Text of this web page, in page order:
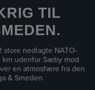
TIL
store nedlagte NATO-
udenfor Sæby mod
en atmosfære fra den
& Smeden.